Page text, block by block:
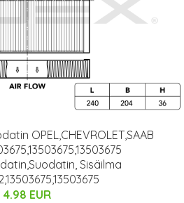
OPEL,CHEVROLET,SAAB
Sisäilma
4.98 EUR